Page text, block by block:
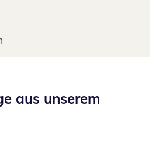
aus unserem